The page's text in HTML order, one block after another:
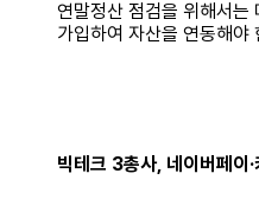
연말정산 점검을 위해서는
가입하여 자산을 연동해야
빅테크 3총사, 네이버페이·